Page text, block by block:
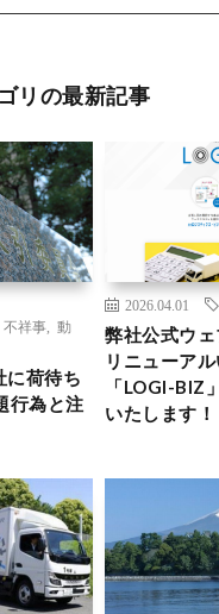
リの最新記事
不祥事
動
に荷待ち
行為と注
2026.04.01
弊社公式ウ
リニューア
「LOGI-BIZ
いたします！